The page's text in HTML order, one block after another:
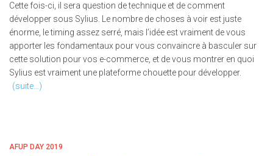
Cette fois-ci, il sera question de technique et de comment
développer sous Sylius. Le nombre de choses à voir est juste
énorme, le timing assez serré, mais l’idée est vraiment de vous
apporter les fondamentaux pour vous convaincre à basculer sur
cette solution pour vos e-commerce, et de vous montrer en quoi
Sylius est vraiment une plateforme chouette pour développer.
(suite…)
AFUP DAY 2019